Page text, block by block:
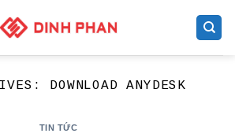
DOWNLOAD ANYDESK
TIN TỨC